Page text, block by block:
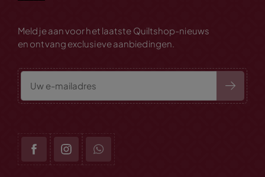
Meld je aan voor het laatste Quiltshop-nieuws
en ontvang exclusieve aanbiedingen.